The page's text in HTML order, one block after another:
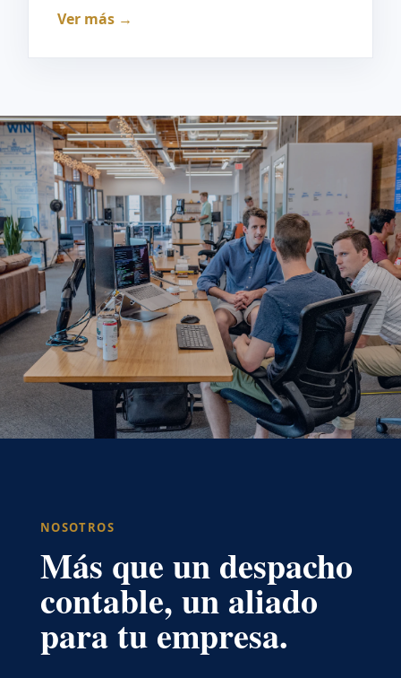
Ver más →
NOSOTROS
Más que un despacho
contable, un aliado
para tu empresa.